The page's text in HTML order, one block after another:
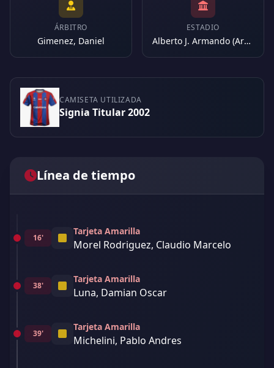
ÁRBITRO
Gimenez, Daniel
ESTADIO
Alberto J. Armando (Argentina)
CAMISETA UTILIZADA
Signia Titular 2002
Línea de tiempo
16'
Tarjeta Amarilla
Morel Rodriguez, Claudio Marcelo
38'
Tarjeta Amarilla
Luna, Damian Oscar
39'
Tarjeta Amarilla
Michelini, Pablo Andres